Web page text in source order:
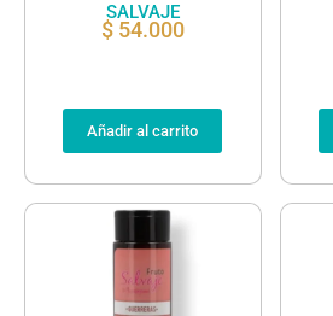
SALVAJE
$54.000
Añadir al carrito